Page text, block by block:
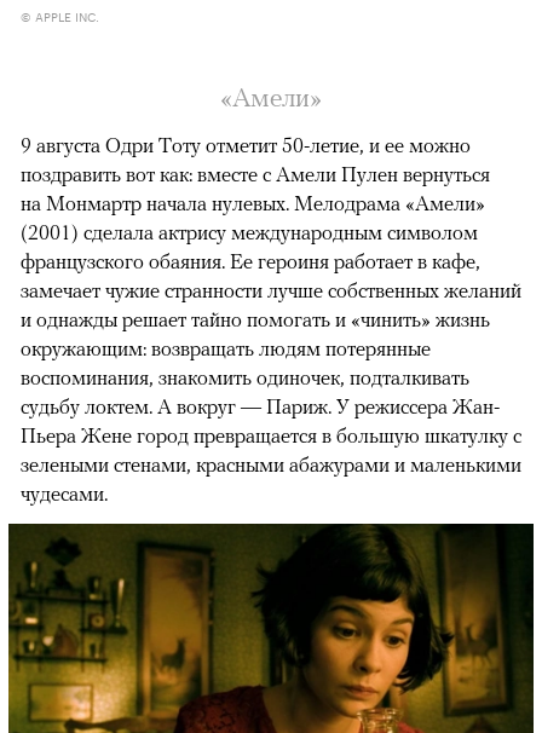
© APPLE INC.
«Амели»
9 августа Одри Тоту отметит 50-летие, и ее можно
поздравить вот как: вместе с Амели Пулен вернуться
на Монмартр начала нулевых. Мелодрама «Амели»
(2001) сделала актрису международным символом
французского обаяния. Ее героиня работает в кафе,
замечает чужие странности лучше собственных желаний
и однажды решает тайно помогать и «чинить» жизнь
окружающим: возвращать людям потерянные
воспоминания, знакомить одиночек, подталкивать
судьбу локтем. А вокруг — Париж. У режиссера Жан-
Пьера Жене город превращается в большую шкатулку с
зелеными стенами, красными абажурами и маленькими
чудесами.